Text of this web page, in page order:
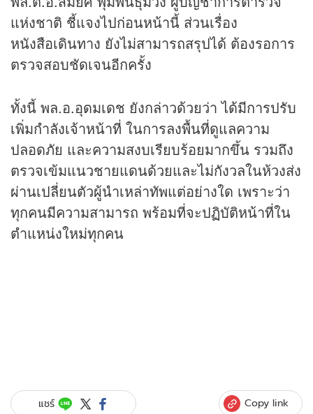
แห่งชาติ ชี้แจงไปก่อนหน้านี้ ส่วนเรื่อง
หนังสือเดินทาง ยังไม่สามารถสรุปได้ ต้องรอการ
ตรวจสอบชัดเจนอีกครั้ง
ทั้งนี้ พล.อ.อุดมเดช ยังกล่าวด้วยว่า ได้มีการปรับ
เพิ่มกำลังเจ้าหน้าที่ ในการลงพื้นที่ดูแลความ
ปลอดภัย และความสงบเรียบร้อยมากขึ้น รวมถึง
ตรวจเข้มแนวชายแดนด้วยและไม่กังวลในห้วงส่ง
ผ่านเปลี่ยนตัวผู้นำเหล่าทัพแต่อย่างใด เพราะว่า
ทุกคนมีความสามารถ พร้อมที่จะปฏิบัติหน้าที่ใน
ตำแหน่งใหม่ทุกคน
แชร์ Copy link